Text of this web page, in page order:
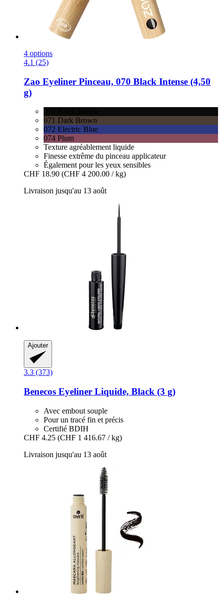
4 options
4.1 (25)
Zao Eyeliner Pinceau, 070 Black Intense (4,50
g)
071 Dark Brown
072 Electric Blue
074 Plum
Texture agréablement liquide
Finesse extrême du pinceau applicateur
Également pour les yeux sensibles
CHF 18.90 (CHF 4 200.00 / kg)
Livraison jusqu'au 13 août
Ajouter
3.3 (373)
Benecos Eyeliner Liquide, Black (3 g)
Avec embout souple
Pour un tracé fin et précis
Certifié BDIH
CHF 4.25 (CHF 1 416.67 / kg)
Livraison jusqu'au 13 août